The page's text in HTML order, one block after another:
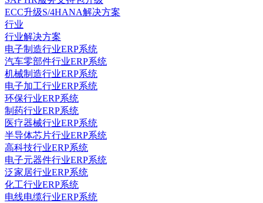
ECC升级S/4HANA解决方案
行业
行业解决方案
电子制造行业ERP系统
汽车零部件行业ERP系统
机械制造行业ERP系统
电子加工行业ERP系统
环保行业ERP系统
制药行业ERP系统
医疗器械行业ERP系统
半导体芯片行业ERP系统
高科技行业ERP系统
电子元器件行业ERP系统
泛家居行业ERP系统
化工行业ERP系统
电线电缆行业ERP系统